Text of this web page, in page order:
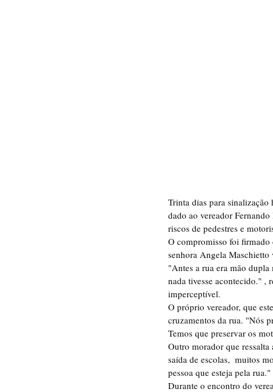
Trinta dias para sinalização
dado ao vereador
riscos de pedestres e
O compromisso foi firmado
senhora Angela
"Antes a rua era mão
nada tivesse acontecido." ,
imperceptível.
O próprio vereador, que
cruzamentos da rua. "Nós
Temos que preservar os
Outro morador que
saída de escolas,  muitos
pessoa que esteja pela rua."
Durante o encontro do